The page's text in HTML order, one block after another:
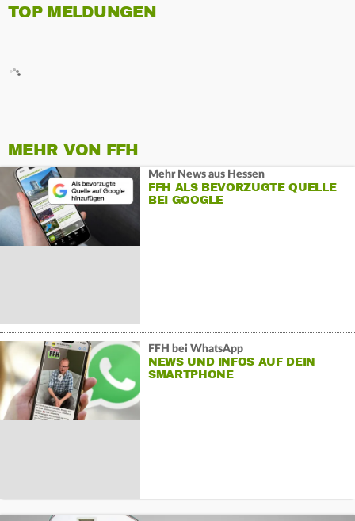
TOP MELDUNGEN
MEHR VON FFH
Mehr News aus Hessen
FFH ALS BEVORZUGTE QUELLE
BEI GOOGLE
FFH bei WhatsApp
NEWS UND INFOS AUF DEIN
SMARTPHONE